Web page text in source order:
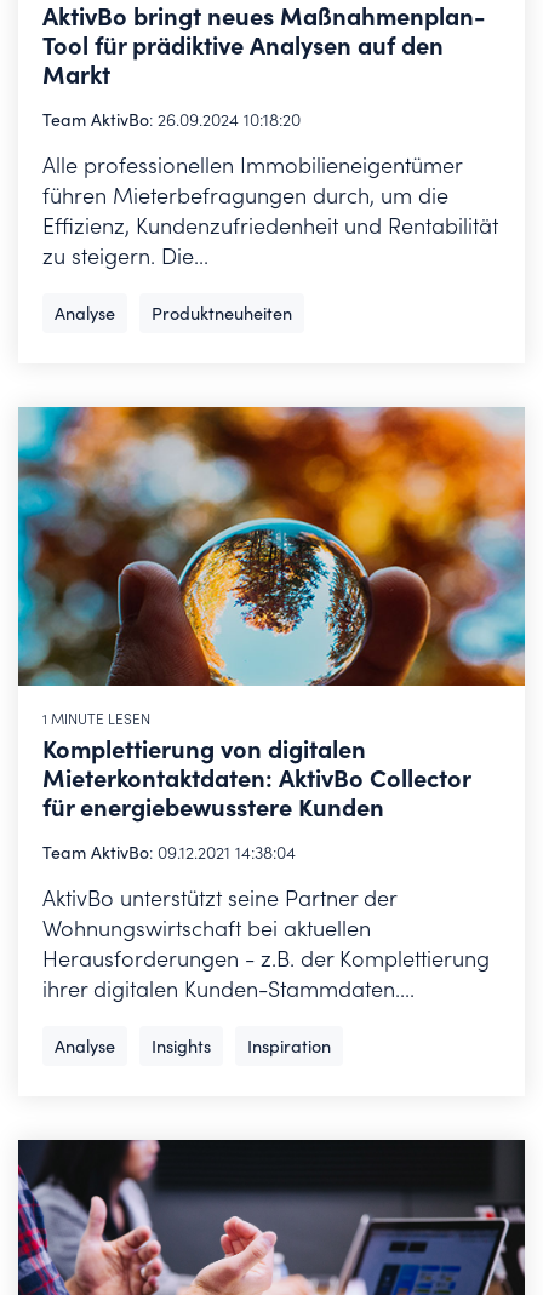
AktivBo bringt neues Maßnahmenplan-
Tool für prädiktive Analysen auf den
Markt
Team AktivBo: 26.09.2024 10:18:20
Alle professionellen Immobilieneigentümer
führen Mieterbefragungen durch, um die
Effizienz, Kundenzufriedenheit und Rentabilität
zu steigern. Die...
Analyse Produktneuheiten
1 MINUTE LESEN
Komplettierung von digitalen
Mieterkontaktdaten: AktivBo Collector
für energiebewusstere Kunden
Team AktivBo: 09.12.2021 14:38:04
AktivBo unterstützt seine Partner der
Wohnungswirtschaft bei aktuellen
Herausforderungen - z.B. der Komplettierung
ihrer digitalen Kunden-Stammdaten....
Analyse Insights Inspiration